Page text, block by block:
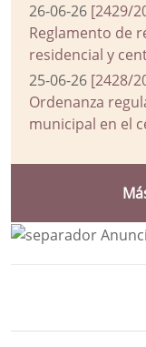
26-06-26 [2429/
Reglamento de
residencial y
25-06-26 [2428/
Ordenanza
municipal en el